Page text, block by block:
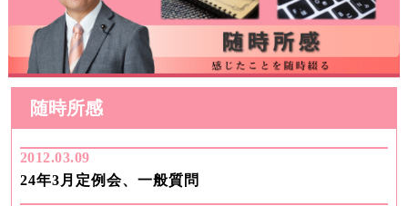
随時所感
2012.03.09
24年3月定例会、一般質問